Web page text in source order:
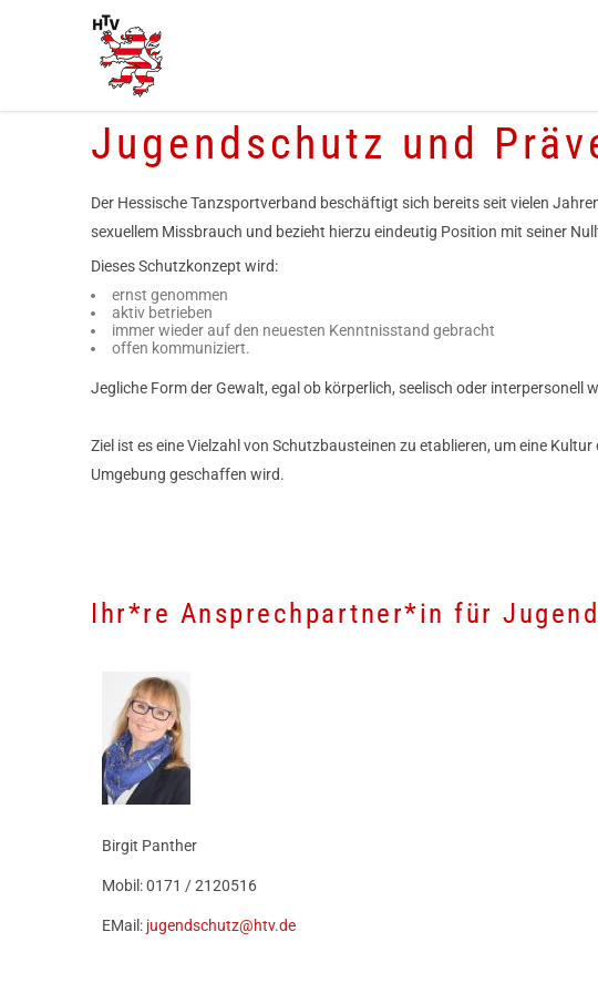
Jugendschutz und
Der Hessische Tanzsportverband beschäftigt sich bereits seit vielen
sexuellem Missbrauch und bezieht hierzu eindeutig Position mit seiner
Dieses Schutzkonzept wird:
ernst genommen
aktiv betrieben
immer wieder auf den neuesten Kenntnisstand gebracht
offen kommuniziert.
Jegliche Form der Gewalt, egal ob körperlich, seelisch oder
Ziel ist es eine Vielzahl von Schutzbausteinen zu etablieren, um eine
Umgebung geschaffen wird.
Ihr*re Ansprechpartner*in für
Birgit Panther
Mobil: 0171 / 2120516
EMail: jugendschutz@htv.de